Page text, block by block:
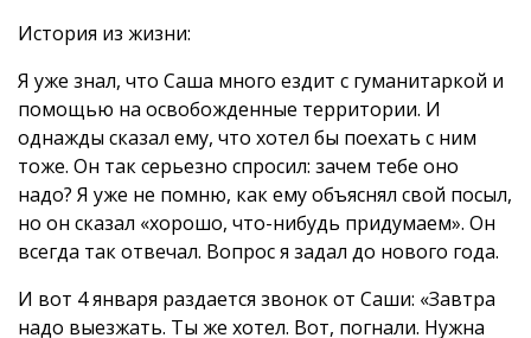
История из жизни:
Я уже знал, что Саша много ездит с гуманитаркой и
помощью на освобожденные территории. И
однажды сказал ему, что хотел бы поехать с ним
тоже. Он так серьезно спросил: зачем тебе оно
надо? Я уже не помню, как ему объяснял свой посыл,
но он сказал «хорошо, что-нибудь придумаем». Он
всегда так отвечал. Вопрос я задал до нового года.
И вот 4 января раздается звонок от Саши: «Завтра
надо выезжать. Ты же хотел. Вот, погнали. Нужна